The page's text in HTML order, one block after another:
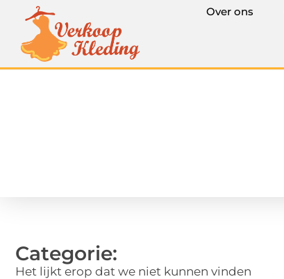
Over ons
Categorie:
Het lijkt erop dat we niet kunnen vinden